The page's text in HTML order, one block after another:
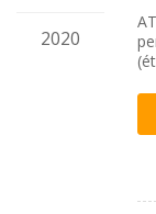
2020